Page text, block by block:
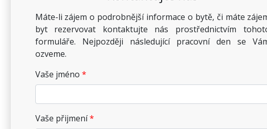
Máte-li zájem o podrobnější informace o bytě, či máte
byt rezervovat kontaktujte nás prostřednictvím
formuláře. Nejpozději následující pracovní den se
ozveme.
Vaše jméno
Vaše přijmení